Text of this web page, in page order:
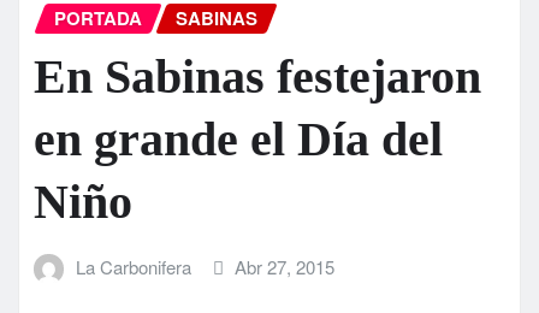
PORTADA SABINAS
En Sabinas festejaron
en grande el Dí­a del
Niño
La Carbonifera Abr 27, 2015